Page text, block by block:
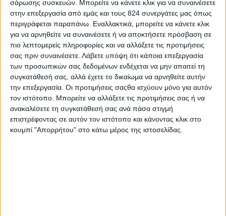
σάρωσης συσκευών. Μπορείτε να κάνετε κλικ για να συναινέσετε
στην επεξεργασία από εμάς και τους 824 συνεργάτες μας όπως
περιγράφεται παραπάνω. Εναλλακτικά, μπορείτε να κάνετε κλικ
για να αρνηθείτε να συναινέσετε ή να αποκτήσετε πρόσβαση σε
πιο λεπτομερείς πληροφορίες και να αλλάξετε τις προτιμήσεις
σας πριν συναινέσετε. Λάβετε υπόψη ότι κάποια επεξεργασία
των προσωπικών σας δεδομένων ενδέχεται να μην απαιτεί τη
συγκατάθεσή σας, αλλά έχετε το δικαίωμα να αρνηθείτε αυτήν
την επεξεργασία. Οι προτιμήσεις σαςθα ισχύουν μόνο για αυτόν
τον ιστότοπο. Μπορείτε να αλλάξετε τις προτιμήσεις σας ή να
ανακαλέσετε τη συγκατάθεσή σας ανά πάσα στιγμή
επιστρέφοντας σε αυτόν τον ιστότοπο και κάνοντας κλικ στο
κουμπί "Απορρήτου" στο κάτω μέρος της ιστοσελίδας.